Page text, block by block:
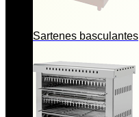
Sartenes basculantes